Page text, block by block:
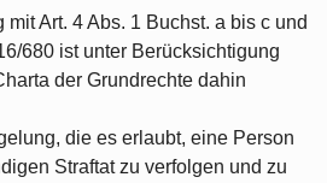
mit Art. 4 Abs. 1 Buchst. a bis c und
680 ist unter Berücksichtigung
der Grundrechte dahin
die es erlaubt, eine Person
Straftat zu verfolgen und zu